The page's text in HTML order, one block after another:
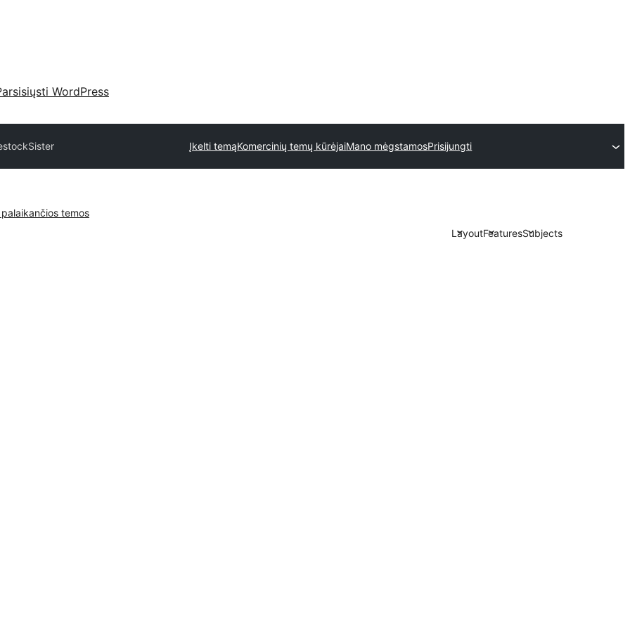
WordPress
Sister Įkelti temąKomercinių temų kūrėjaiMano mėgstamosPrisijungti
palaikančios temos
LayoutFeaturesSubjects